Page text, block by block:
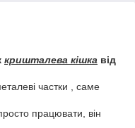
кришталева кішка від
частки , саме
працювати, він